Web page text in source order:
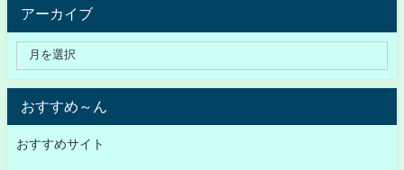
アーカイブ
おすすめ～ん
おすすめサイト